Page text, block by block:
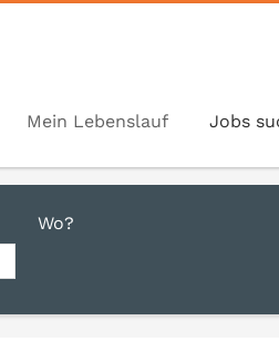
Mein Lebenslauf Jobs
Wo?